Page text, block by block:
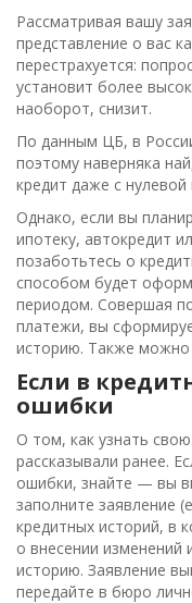
Рассматривая вашу
представление о вас
перестрахуется:
установит более
наоборот, снизит.
По данным ЦБ, в
поэтому наверняка
кредит даже с нулевой
Однако, если вы
ипотеку, автокредит
позаботьтесь о
способом будет
периодом. Совершая
платежи, вы
историю. Также можно
Если в
ошибки
О том, как узнать
рассказывали ранее.
ошибки, знайте — вы
заполните заявление
кредитных историй, в
о внесении изменений
историю. Заявление
передайте в бюро